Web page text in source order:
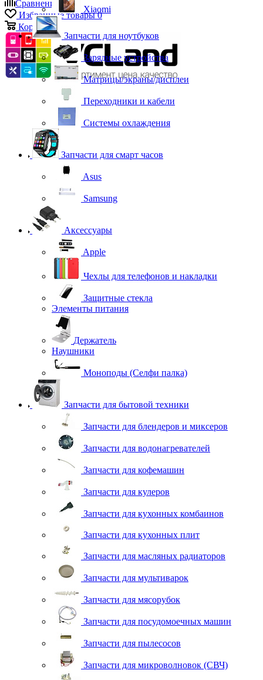
Сравнение
0
Избранные товары 0
Корзина 0
Xiaomi
Запчасти для ноутбуков
Зарядные устройства
Матрицы/экраны/дисплеи
Переходники и кабели
Системы охлаждения
Запчасти для смарт часов
Asus
Samsung
Аксессуары
Apple
Чехлы для телефонов и накладки
Защитные стекла
Элементы питания
Держатель
Наушники
Моноподы (Селфи палка)
Запчасти для бытовой техники
Запчасти для блендеров и миксеров
Запчасти для водонагревателей
Запчасти для кофемашин
Запчасти для кулеров
Запчасти для кухонных комбаинов
Запчасти для кухонных плит
Запчасти для масляных радиаторов
Запчасти для мультиварок
Запчасти для мясорубок
Запчасти для посудомоечных машин
Запчасти для пылесосов
Запчасти для микроволновок (СВЧ)